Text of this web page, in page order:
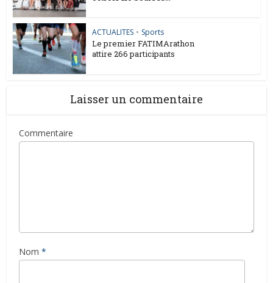
ACTUALITES • Sports
Le premier FATIMArathon
attire 266 participants
Laisser un commentaire
Commentaire
Nom *